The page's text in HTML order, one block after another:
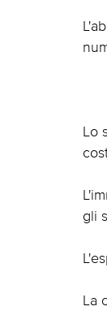
Lo
gli
La